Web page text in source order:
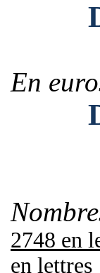
En
2748 en
en lettres